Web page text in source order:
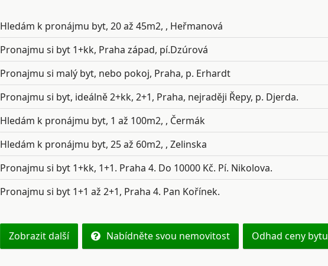
Hledám k pronájmu byt, 20 až 45m2, , Heřmanová
Pronajmu si byt 1+kk, Praha západ, pí.Dzúrová
Pronajmu si malý byt, nebo pokoj, Praha, p. Erhardt
Pronajmu si byt, ideálně 2+kk, 2+1, Praha, nejraději Řepy, p. Djerda.
Hledám k pronájmu byt, 1 až 100m2, , Čermák
Hledám k pronájmu byt, 25 až 60m2, , Zelinska
Pronajmu si byt 1+kk, 1+1. Praha 4. Do 10000 Kč. Pí. Nikolova.
Pronajmu si byt 1+1 až 2+1, Praha 4. Pan Kořínek.
Zobrazit další Nabídněte svou nemovitost Odhad ceny bytu